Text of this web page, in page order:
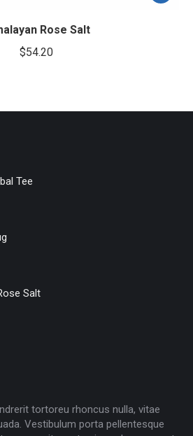
Rose Salt
$54.20
Tee
Salt
tortoreu rhoncus nulla, vitae
Vestibulum porta pellentesque